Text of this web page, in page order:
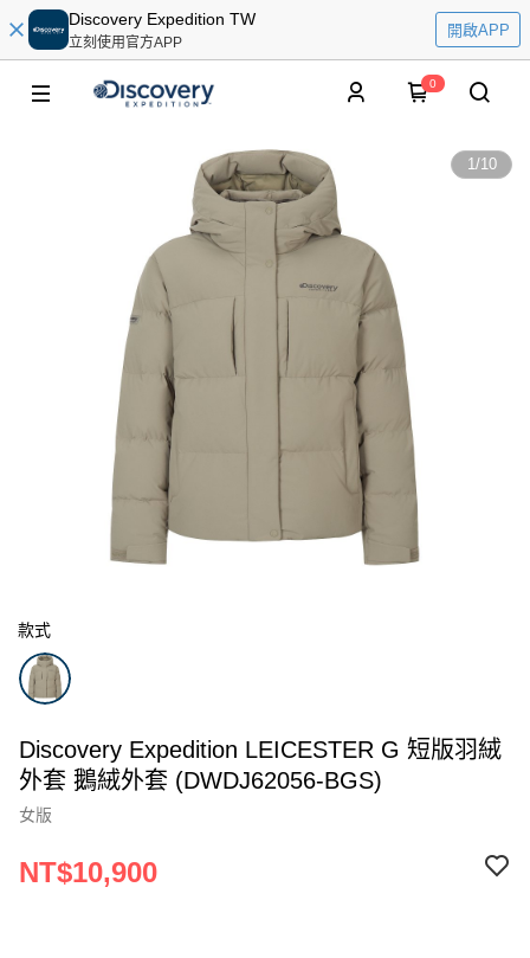
Discovery Expedition TW
立刻使用官方APP
開啟APP
0
1/10
款式
Discovery Expedition LEICESTER G 短版羽絨
外套 鵝絨外套 (DWDJ62056-BGS)
女版
NT$10,900